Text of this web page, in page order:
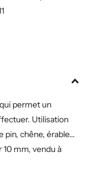
qui permet un
Utilisation
chêne, érable...
mm, vendu à